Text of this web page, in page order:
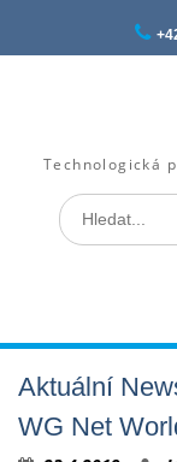
content
Technologická
Search
for:
Aktuální
WG Net